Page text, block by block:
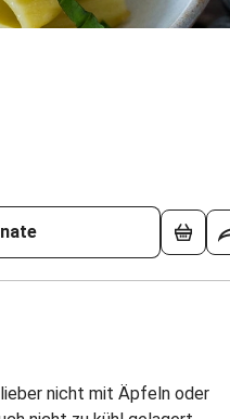
nicht mit Äpfeln oder